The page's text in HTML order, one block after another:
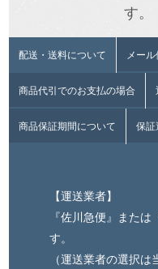
す。
配送・送料について メー
商品代引でのお支払の場合
商品保証期間について 保証
【運送業者】
『佐川急便』また
す。
（運送業者の選択は